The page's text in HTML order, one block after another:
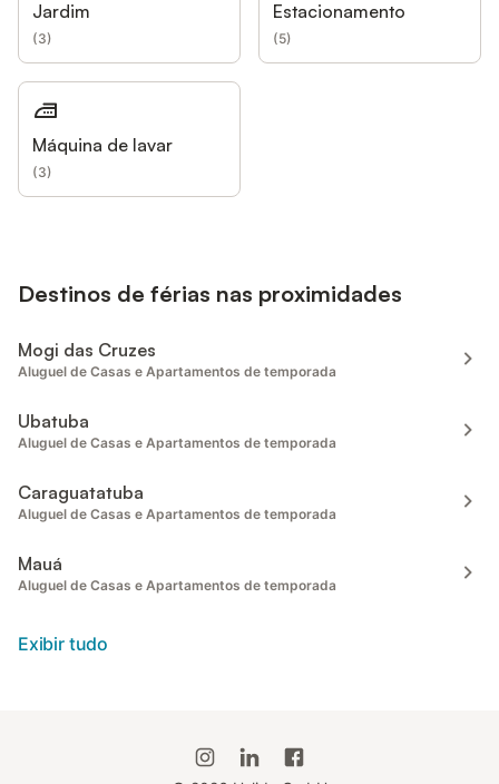
Jardim
(3)
Estacionamento
(5)
Máquina de lavar
(3)
Destinos de férias nas proximidades
Mogi das Cruzes
Aluguel de Casas e Apartamentos de temporada
Ubatuba
Aluguel de Casas e Apartamentos de temporada
Caraguatatuba
Aluguel de Casas e Apartamentos de temporada
Mauá
Aluguel de Casas e Apartamentos de temporada
Exibir tudo